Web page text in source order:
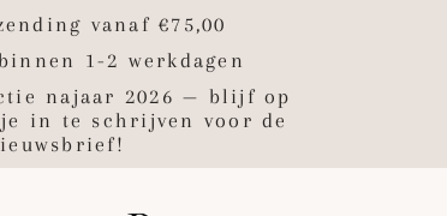
vanaf €75,00
1-2 werkdagen
najaar 2026 — blijf op
in te schrijven voor de